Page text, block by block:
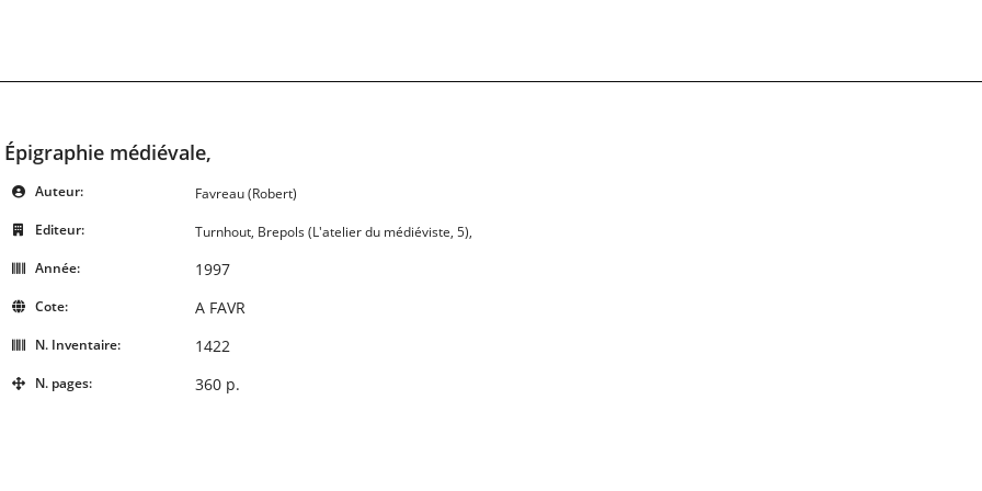
Épigraphie médiévale,
Auteur:
Favreau (Robert)
Editeur:
Turnhout, Brepols (L'atelier du médiéviste, 5),
Année:
1997
Cote: A FAVR
N. Inventaire: 1422
N. pages: 360 p.